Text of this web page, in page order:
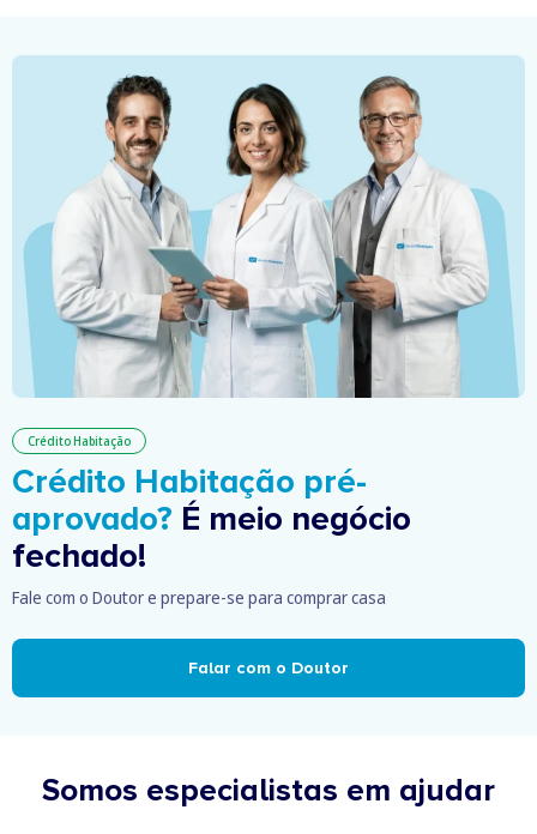
Crédito Habitação
Crédito Habitação pré-
aprovado? É meio negócio
fechado!
Fale com o Doutor e prepare-se para comprar casa
Falar com o Doutor
Somos especialistas em ajudar